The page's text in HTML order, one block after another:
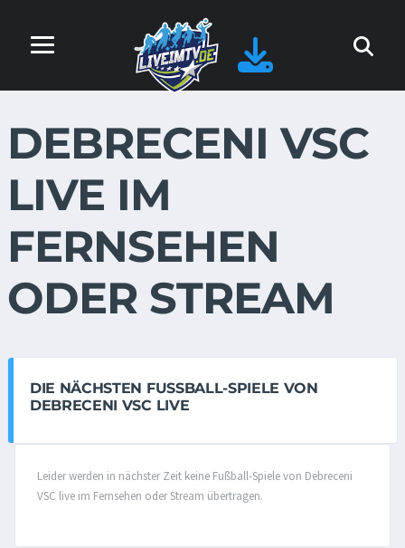
DEBRECENI VSC
LIVE IM
FERNSEHEN
ODER STREAM
DIE NÄCHSTEN FUSSBALL-SPIELE VON D
EBRECENI VSC LIVE
Leider werden in nächster Zeit keine Fußball-Spiele von Debreceni
VSC live im Fernsehen oder Stream übertragen.